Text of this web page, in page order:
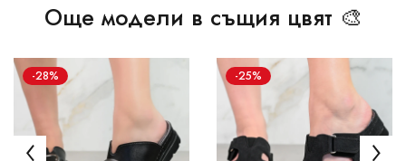
Още модели в същия цвят 🎨
-28% -25%